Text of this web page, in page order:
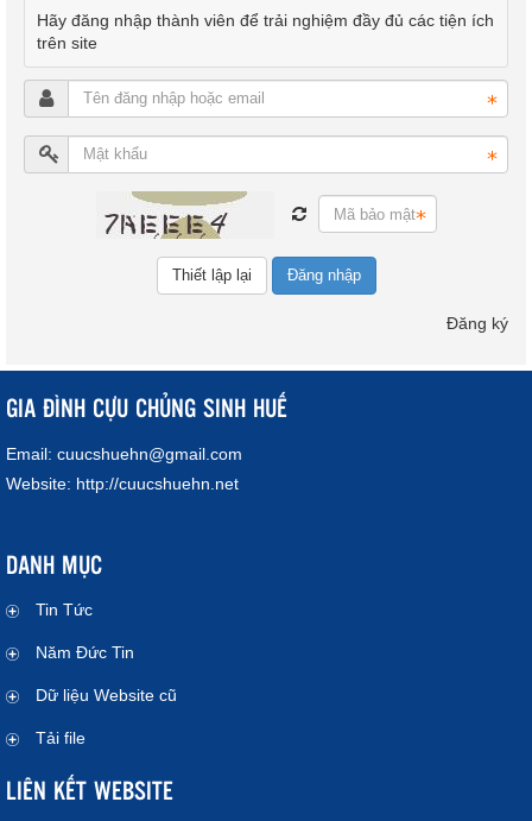
Hãy đăng nhập thành viên để trải nghiệm đầy đủ các tiện ích
trên site
Đăng nhập
Đăng ký
GIA ĐÌNH CỰU CHỦNG SINH HUẾ
Email: cuucshuehn@gmail.com
Website: http://cuucshuehn.net
DANH MỤC
Tin Tức
Năm Đức Tin
Dữ liệu Website cũ
Tải file
LIÊN KẾT WEBSITE